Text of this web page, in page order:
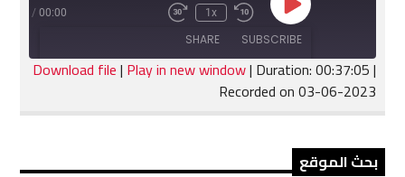
Play
Episode
Rewind
10
Seconds
1x
Fast
seconds
00:00
/
SUBSCRIBE
SHARE
RSS FEED
SHARE
Download file| Play in new window| Duration: 00:37:05|
Recorded on 03-06-2023
بحث الموقع